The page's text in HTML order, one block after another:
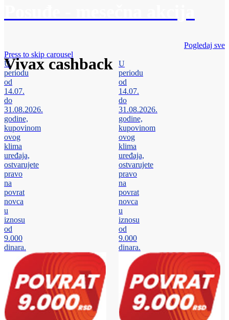
Vivax cashback
Pogledaj sve
Press to skip carousel
U
periodu
od
14.07.
do
31.08.2026.
godine,
kupovinom
ovog
klima
uređaja,
ostvarujete
pravo
na
povrat
novca
u
iznosu
od
9.000
dinara.
U
periodu
od
14.07.
do
31.08.2026.
godine,
kupovinom
ovog
klima
uređaja,
ostvarujete
pravo
na
povrat
novca
u
iznosu
od
9.000
dinara.